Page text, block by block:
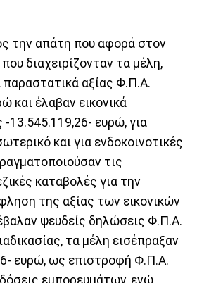
την απάτη που αφορά στον
που διαχειρίζονταν τα μέλη,
παραστατικά αξίας Φ.Π.Α.
και έλαβαν εικονικά
-13.545.119,26- ευρώ, για
και για ενδοκοινοτικές
τις
καταβολές για την
της αξίας των εικονικών
ψευδείς δηλώσεις Φ.Π.Α.
τα μέλη εισέπραξαν
ευρώ, ως επιστροφή Φ.Π.Α.